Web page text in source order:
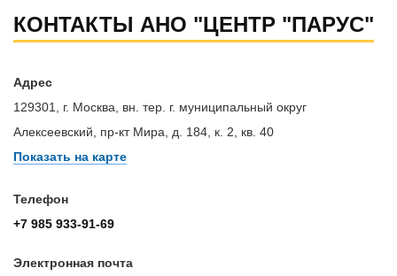
КОНТАКТЫ АНО "ЦЕНТР "ПАРУС"
Адрес
129301, г. Москва, вн. тер. г. муниципальный округ
Алексеевский, пр-кт Мира, д. 184, к. 2, кв. 40
Показать на карте
Телефон
+7 985 933-91-69
Электронная почта